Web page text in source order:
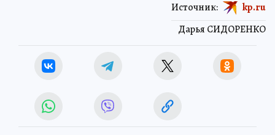
Дарья СИДОРЕНКО
Источник: kp.ru